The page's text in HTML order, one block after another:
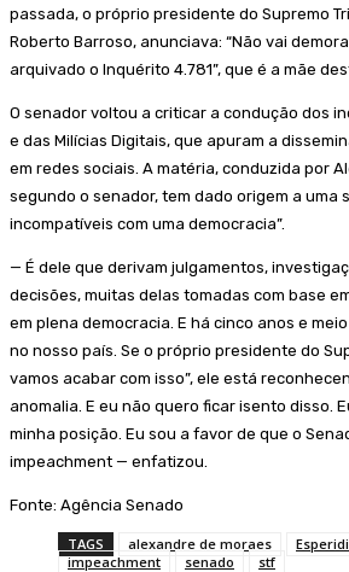
passada, o próprio presidente do Supremo
Roberto Barroso, anunciava: “Não vai
arquivado o Inquérito 4.781”, que é a mãe
O senador voltou a criticar a condução dos
e das Milícias Digitais, que apuram a
em redes sociais. A matéria, conduzida por
segundo o senador, tem dado origem a uma
incompatíveis com uma democracia”.
— É dele que derivam julgamentos,
decisões, muitas delas tomadas com base
em plena democracia. E há cinco anos e
no nosso país. Se o próprio presidente do
vamos acabar com isso”, ele está
anomalia. E eu não quero ficar isento disso.
minha posição. Eu sou a favor de que o
impeachment — enfatizou.
Fonte: Agência Senado
TAGS alexandre de moraes
impeachment
senado stf